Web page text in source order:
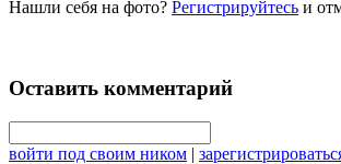
Нашли себя на фото? Регистрируйтесь и
Оставить комментарий
войти под своим ником |